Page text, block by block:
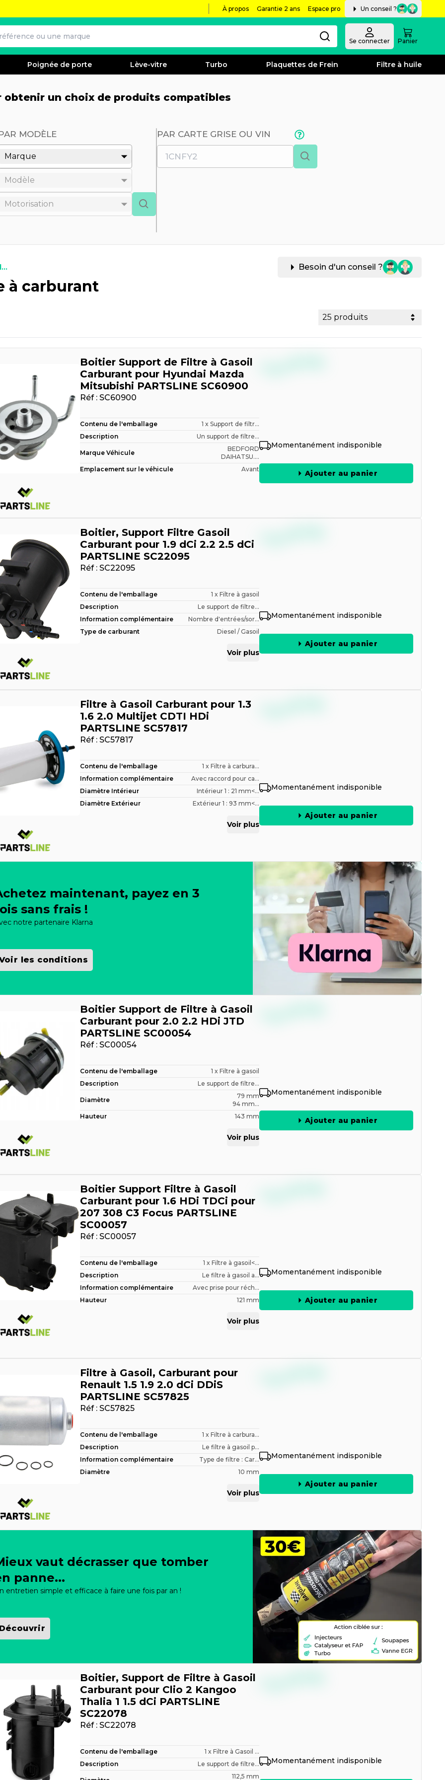
À propos Garantie 2 ans Espace pro Un conseil ?
Se connecter Panier
Poignée de porte Lève-vitre Turbo Plaquettes de Frein Filtre à huile
un choix de produits compatibles
MODÈLE
Marque
Modèle
Motorisation
PAR CARTE GRISE OU VIN
Besoin d'un conseil ?
à carburant
25 produits
Boitier Support de Filtre à Gasoil
Carburant pour Hyundai Mazda
Mitsubishi PARTSLINE SC60900
Réf : SC60900
Contenu de l'emballage
1 x Support de filtr...
Description
Un support de filtre...
Marque Véhicule
BEDFORD
DAIHATSU....
Emplacement sur le véhicule
Avant
Momentanément indisponible
Ajouter au panier
Boitier, Support Filtre Gasoil
Carburant pour 1.9 dCi 2.2 2.5 dCi
PARTSLINE SC22095
Réf : SC22095
Contenu de l'emballage
1 x Filtre à gasoil
Description
Le support de filtre...
Information complémentaire
Nombre d'entrées/sor...
Type de carburant
Diesel / Gasoil
Voir plus
Momentanément indisponible
Ajouter au panier
Filtre à Gasoil Carburant pour 1.3
1.6 2.0 Multijet CDTI HDi
PARTSLINE SC57817
Réf : SC57817
Contenu de l'emballage
1 x Filtre à carbura...
Information complémentaire
Avec raccord pour ca...
Diamètre Intérieur
Intérieur 1 : 21 mm<...
Diamètre Extérieur
Extérieur 1 : 93 mm<...
Voir plus
Momentanément indisponible
Ajouter au panier
maintenant, payez en 3
sans frais !
notre partenaire Klarna
les conditions
Boitier Support de Filtre à Gasoil
Carburant pour 2.0 2.2 HDi JTD
PARTSLINE SC00054
Réf : SC00054
Contenu de l'emballage
1 x Filtre à gasoil
Description
Le support de filtre...
Diamètre
79 mm
94 mm...
Hauteur
143 mm
Voir plus
Momentanément indisponible
Ajouter au panier
Boitier Support Filtre à Gasoil
Carburant pour 1.6 HDi TDCi pour
207 308 C3 Focus PARTSLINE
SC00057
Réf : SC00057
Contenu de l'emballage
1 x Filtre à gasoil<...
Description
Le filtre à gasoil a...
Information complémentaire
Avec prise pour réch...
Hauteur
121 mm
Voir plus
Momentanément indisponible
Ajouter au panier
Filtre à Gasoil, Carburant pour
Renault 1.5 1.9 2.0 dCi DDiS
PARTSLINE SC57825
Réf : SC57825
Contenu de l'emballage
1 x Filtre à carbura...
Description
Le filtre à gasoil p...
Information complémentaire
Type de filtre : Car...
Diamètre
10 mm
Voir plus
Momentanément indisponible
Ajouter au panier
vaut décrasser que tomber
panne...
entretien simple et efficace à faire une fois par an !
Boitier, Support de Filtre à Gasoil
Carburant pour Clio 2 Kangoo
Thalia 1 1.5 dCi PARTSLINE
SC22078
Réf : SC22078
Contenu de l'emballage
1 x Filtre à Gasoil ...
Description
Le support de filtre...
112,5 mm
Momentanément indisponible